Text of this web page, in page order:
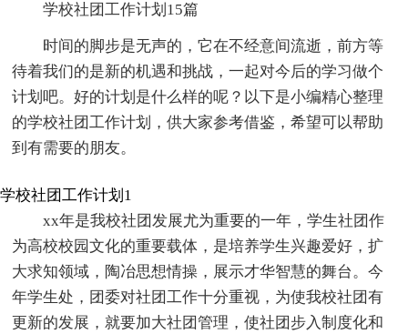
学校社团工作计划15篇
时间的脚步是无声的，它在不经意间流逝，前方等
待着我们的是新的机遇和挑战，一起对今后的学习做个
计划吧。好的计划是什么样的呢？以下是小编精心整理
的学校社团工作计划，供大家参考借鉴，希望可以帮助
到有需要的朋友。
学校社团工作计划1
xx年是我校社团发展尤为重要的一年，学生社团作
为高校校园文化的重要载体，是培养学生兴趣爱好，扩
大求知领域，陶冶思想情操，展示才华智慧的舞台。今
年学生处，团委对社团工作十分重视，为使我校社团有
更新的发展，就要加大社团管理，使社团步入制度化和